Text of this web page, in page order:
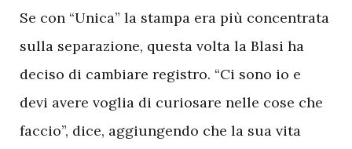
Se con “Unica” la stampa era più concentrata
sulla separazione, questa volta la Blasi ha
deciso di cambiare registro. “Ci sono io e
devi avere voglia di curiosare nelle cose che
faccio”, dice, aggiungendo che la sua vita